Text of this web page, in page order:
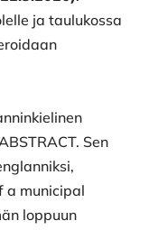
ja taulukossa
Sen
a municipal
loppuun